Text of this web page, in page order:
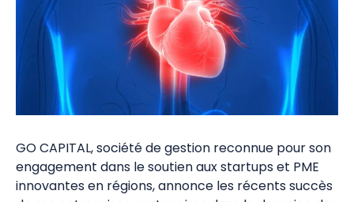
GO CAPITAL, société de gestion reconnue pour son
engagement dans le soutien aux startups et PME
innovantes en régions, annonce les récents succès